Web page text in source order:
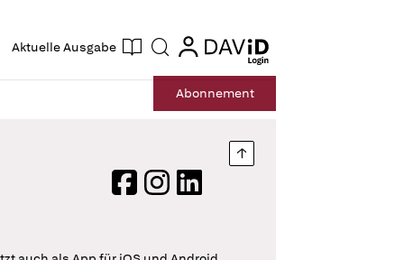
Aktuelle Ausgabe Suche login
login
Abonnement
Nach oben springen
FacebookInstagram
LinkedIn